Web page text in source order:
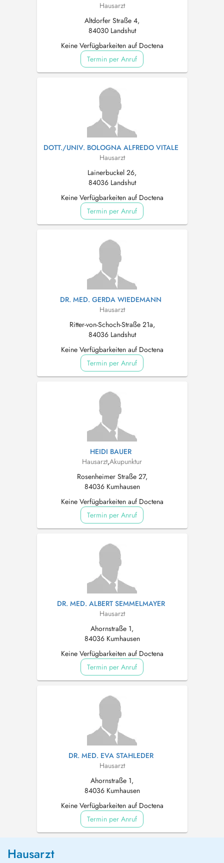
Hausarzt
Altdorfer Straße 4,
84030 Landshut
Keine Verfügbarkeiten auf Doctena
Termin per Anruf
DOTT./UNIV. BOLOGNA ALFREDO VITALE
Hausarzt
Lainerbuckel 26,
84036 Landshut
Keine Verfügbarkeiten auf Doctena
Termin per Anruf
DR. MED. GERDA WIEDEMANN
Hausarzt
Ritter-von-Schoch-Straße 21a,
84036 Landshut
Keine Verfügbarkeiten auf Doctena
Termin per Anruf
HEIDI BAUER
Hausarzt,Akupunktur
Rosenheimer Straße 27,
84036 Kumhausen
Keine Verfügbarkeiten auf Doctena
Termin per Anruf
DR. MED. ALBERT SEMMELMAYER
Hausarzt
Ahornstraße 1,
84036 Kumhausen
Keine Verfügbarkeiten auf Doctena
Termin per Anruf
DR. MED. EVA STAHLEDER
Hausarzt
Ahornstraße 1,
84036 Kumhausen
Keine Verfügbarkeiten auf Doctena
Termin per Anruf
Hausarzt